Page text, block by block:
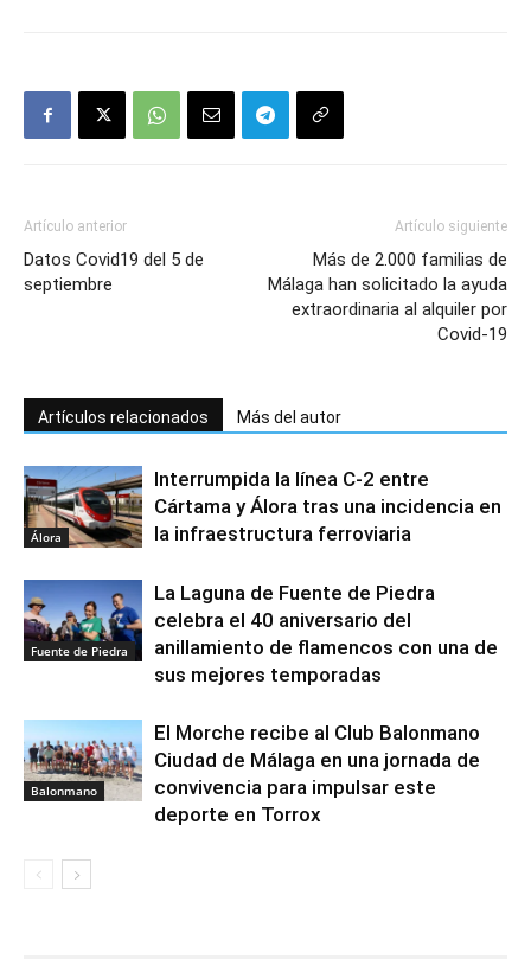
Artículo anterior
Datos Covid19 del 5 de
septiembre
Artículo siguiente
Más de 2.000 familias de
Málaga han solicitado la ayuda
extraordinaria al alquiler por
Covid-19
Artículos relacionados Más del autor
Álora
Interrumpida la línea C-2 entre
Cártama y Álora tras una incidencia en
la infraestructura ferroviaria
Fuente de Piedra
La Laguna de Fuente de Piedra
celebra el 40 aniversario del
anillamiento de flamencos con una de
sus mejores temporadas
Balonmano
El Morche recibe al Club Balonmano
Ciudad de Málaga en una jornada de
convivencia para impulsar este
deporte en Torrox